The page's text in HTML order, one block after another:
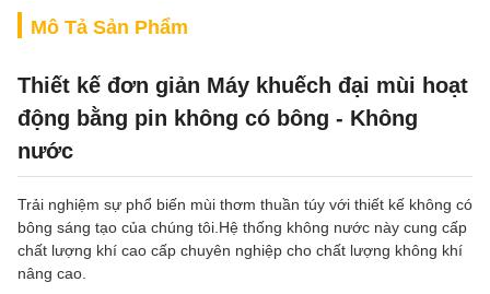
Mô Tả Sản Phẩm
Thiết kế đơn giản Máy khuếch đại mùi hoạt
động bằng pin không có bông - Không
nước
Trải nghiệm sự phổ biến mùi thơm thuần túy với thiết kế không có
bông sáng tạo của chúng tôi.Hệ thống không nước này cung cấp
chất lượng khí cao cấp chuyên nghiệp cho chất lượng không khí
nâng cao.